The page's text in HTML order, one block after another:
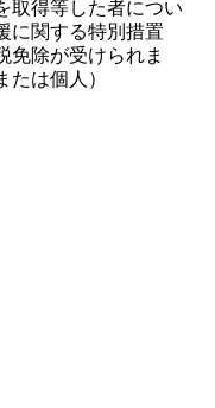
取得等した者につい
に関する特別措置
免除が受けられま
は個人）